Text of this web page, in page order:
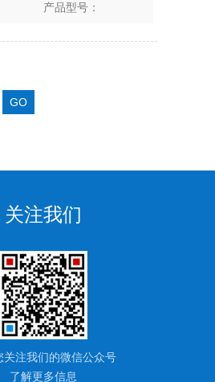
产品型号：
关注我们
关注我们的微信公众号
了解更多信息